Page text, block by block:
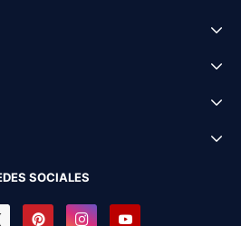
SOCIALES